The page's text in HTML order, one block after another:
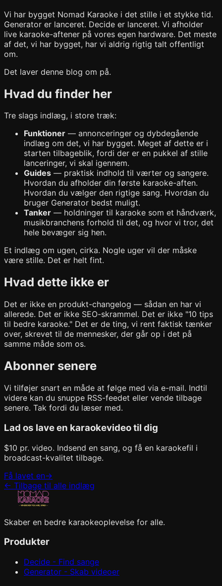
Vi har bygget Nomad Karaoke i det stille i et stykke tid.
Generator er lanceret. Decide er lanceret. Vi afholder
live karaoke-aftener på vores egen hardware. Det meste
af det, vi har bygget, har vi aldrig rigtig talt offentligt
om.
Det laver denne blog om på.
Hvad du finder her
Tre slags indlæg, i store træk:
Funktioner — annonceringer og dybdegående
indlæg om det, vi har bygget. Meget af dette er i
starten tilbageblik, fordi der er en pukkel af stille
lanceringer, vi skal igennem.
Guides — praktisk indhold til værter og sangere.
Hvordan du afholder din første karaoke-aften.
Hvordan du vælger den rigtige sang. Hvordan du
bruger Generator bedst muligt.
Tanker — holdninger til karaoke som et håndværk,
musikbranchens forhold til det, og hvor vi tror, det
hele bevæger sig hen.
Et indlæg om ugen, cirka. Nogle uger vil der måske
være stille. Det er helt fint.
Hvad dette ikke er
Det er ikke en produkt-changelog — sådan en har vi
allerede. Det er ikke SEO-skrammel. Det er ikke "10 tips
til bedre karaoke." Det er de ting, vi rent faktisk tænker
over, skrevet til de mennesker, der går op i det på
samme måde som os.
Abonner senere
Vi tilføjer snart en måde at følge med via e-mail. Indtil
videre kan du snuppe RSS-feedet eller vende tilbage
senere. Tak fordi du læser med.
Lad os lave en karaokevideo til dig
$10 pr. video. Indsend en sang, og få en karaokefil i
broadcast-kvalitet tilbage.
Få lavet en→
← Tilbage til alle indlæg
Skaber en bedre karaokeoplevelse for alle.
Produkter
Decide - Find sange
Generator - Skab videoer